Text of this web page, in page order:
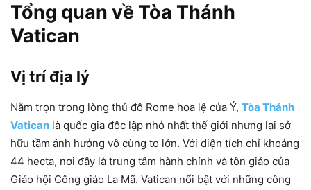
Tổng quan về Tòa Thánh
Vatican
Vị trí địa lý
Nằm trọn trong lòng thủ đô Rome hoa lệ của Ý, Tòa Thánh
Vatican là quốc gia độc lập nhỏ nhất thế giới nhưng lại sở
hữu tầm ảnh hưởng vô cùng to lớn. Với diện tích chỉ khoảng
44 hecta, nơi đây là trung tâm hành chính và tôn giáo của
Giáo hội Công giáo La Mã. Vatican nổi bật với những công